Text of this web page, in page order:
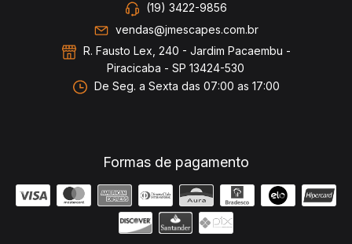
(19) 3422-9856
vendas@jmescapes.com.br
R. Fausto Lex, 240 - Jardim Pacaembu -
Piracicaba - SP 13424-530
De Seg. a Sexta das 07:00 as 17:00
Formas de pagamento